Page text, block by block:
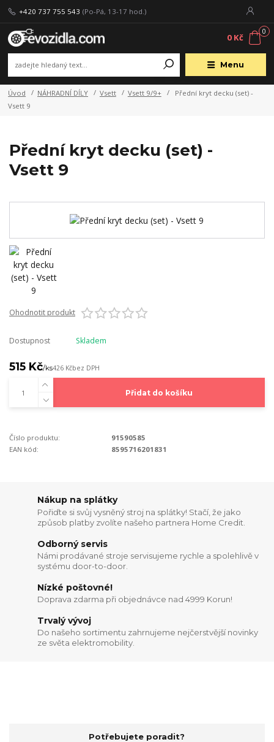
Menu
+420 737 755 543 (Po-Pá, 13-17 hod.)
0
0 Kč
Úvod NÁHRADNÍ DÍLY Vsett Vsett 9/9+
Přední kryt decku (set) -
Vsett 9
Přední kryt decku (set) -
Vsett 9
Ohodnotit produkt
Dostupnost Skladem
515 Kč/ks426 Kčbez DPH
Přidat do košíku
Číslo produktu:
91590585
EAN kód:
8595716201831
Nákup na splátky
Pořiďte si svůj vysněný stroj na splátky! Stačí, že jako
způsob platby zvolíte našeho partnera Home Credit.
Odborný servis
Námi prodávané stroje servisujeme rychle a spolehlivě v
systému door-to-door.
Nízké poštovné!
Doprava zdarma při objednávce nad 4999 Korun!
Trvalý vývoj
Do našeho sortimentu zahrnujeme nejčerstvější novinky
ze světa elektromobility.
Potřebujete poradit?